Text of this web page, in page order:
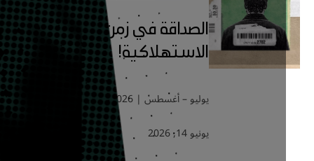
الصداقة في زمن اللذة
الاستهلاكية!
يوليو – أغسطس | 2026
محمد الشافعي